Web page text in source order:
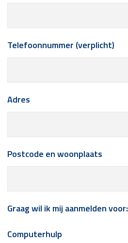
Telefoonnummer (verplicht)
Adres
Postcode en woonplaats
Graag wil ik mij aanmelden voor:
Computerhulp